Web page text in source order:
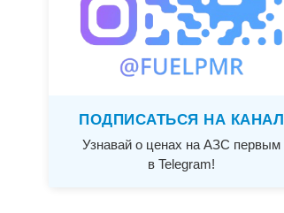
ПОДПИСАТЬСЯ НА КАНАЛ
Узнавай о ценах на АЗС первым
в Telegram!